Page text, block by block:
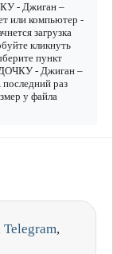
- Джиган –
или компьютер -
загрузка
кликнуть
пункт
ДОЧКУ - Джиган –
раз
у файла
Telegram,